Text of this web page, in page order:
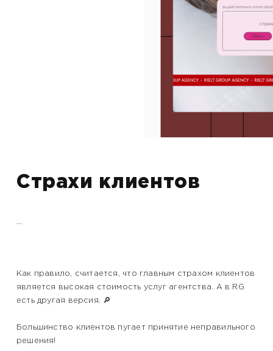
Страхи клиентов
...
Как правило, считается, что главным страхом клиентов
является высокая стоимость услуг агентства. А в RG
есть другая версия. 🔎
Большинство клиентов пугает принятие неправильного
решения!